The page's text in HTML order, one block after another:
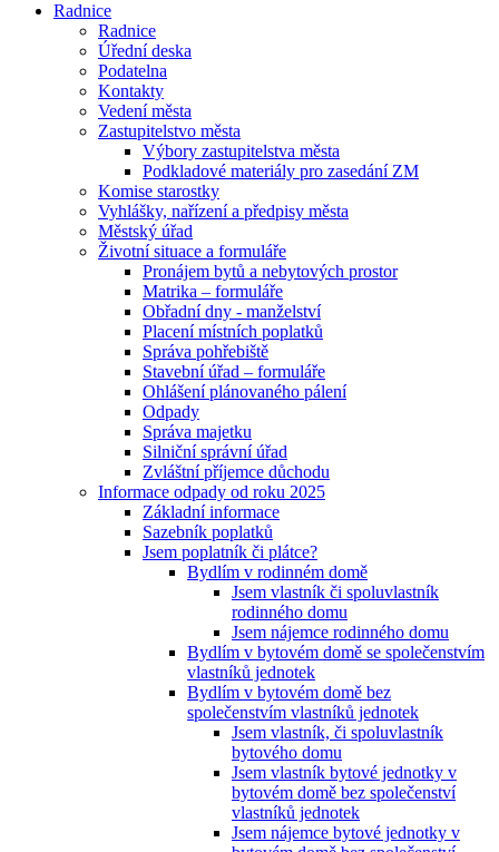
Radnice
Radnice
Úřední deska
Podatelna
Kontakty
Vedení města
Zastupitelstvo města
Výbory zastupitelstva města
Podkladové materiály pro zasedání ZM
Komise starostky
Vyhlášky, nařízení a předpisy města
Městský úřad
Životní situace a formuláře
Pronájem bytů a nebytových prostor
Matrika – formuláře
Obřadní dny - manželství
Placení místních poplatků
Správa pohřebiště
Stavební úřad – formuláře
Ohlášení plánovaného pálení
Odpady
Správa majetku
Silniční správní úřad
Zvláštní příjemce důchodu
Informace odpady od roku 2025
Základní informace
Sazebník poplatků
Jsem poplatník či plátce?
Bydlím v rodinném domě
Jsem vlastník či spoluvlastník
rodinného domu
Jsem nájemce rodinného domu
Bydlím v bytovém domě se společenstvím
vlastníků jednotek
Bydlím v bytovém domě bez
společenstvím vlastníků jednotek
Jsem vlastník, či spoluvlastník
bytového domu
Jsem vlastník bytové jednotky v
bytovém domě bez společenství
vlastníků jednotek
Jsem nájemce bytové jednotky v